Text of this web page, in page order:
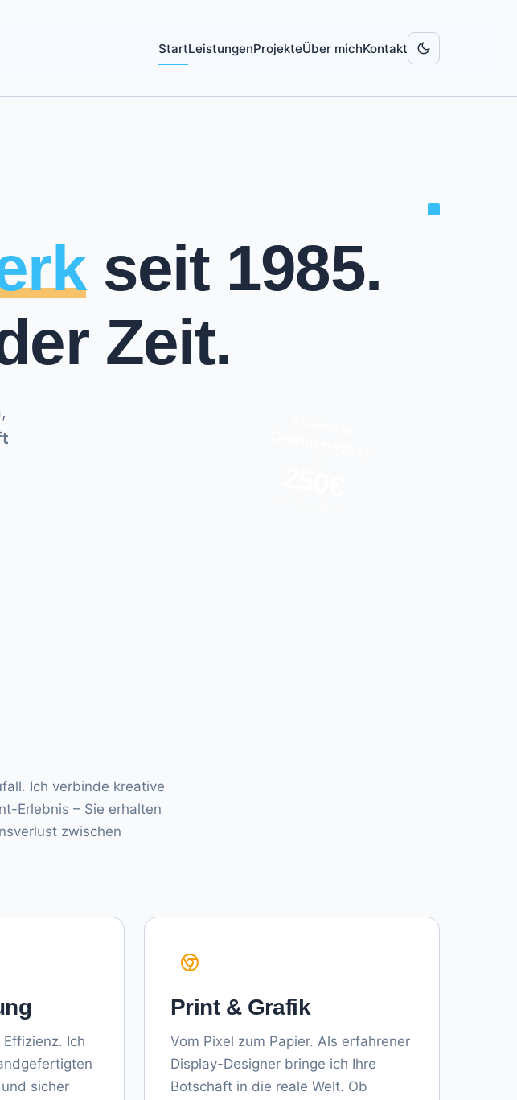
StartLeistungenProjekteÜber michKontakt
seit 1985.
Zeit.
Ich verbinde kreative
Erlebnis – Sie erhalten
zwischen
Ich
sicher
Print & Grafik
Vom Pixel zum Papier. Als erfahrener
Display-Designer bringe ich Ihre
Botschaft in die reale Welt. Ob